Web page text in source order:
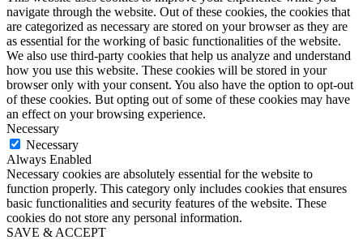
navigate through the website. Out of these cookies, the cookies that
are categorized as necessary are stored on your browser as they are
as essential for the working of basic functionalities of the website.
We also use third-party cookies that help us analyze and understand
how you use this website. These cookies will be stored in your
browser only with your consent. You also have the option to opt-out
of these cookies. But opting out of some of these cookies may have
an effect on your browsing experience.
Necessary
Necessary
Always Enabled
Necessary cookies are absolutely essential for the website to
function properly. This category only includes cookies that ensures
basic functionalities and security features of the website. These
cookies do not store any personal information.
SAVE & ACCEPT